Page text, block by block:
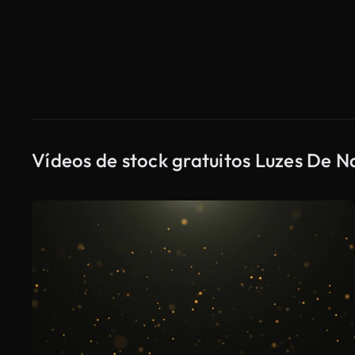
Vídeos de stock gratuitos Luzes De